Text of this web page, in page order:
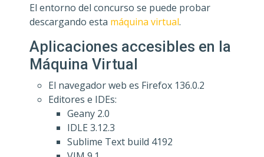
El entorno del concurso se puede probar
descargando esta máquina virtual.
Aplicaciones accesibles en la
Máquina Virtual
El navegador web es Firefox 136.0.2
Editores e IDEs:
Geany 2.0
IDLE 3.12.3
Sublime Text build 4192